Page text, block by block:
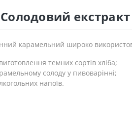
карамельний широко
темних сортів хліба;
солоду у пивоварінні;
напоїв.